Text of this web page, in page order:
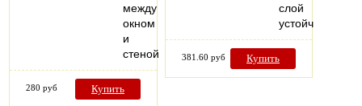
между
окном
и
стеной,также…
280 руб Купить
слой
устойчив…
381.60 руб Купить